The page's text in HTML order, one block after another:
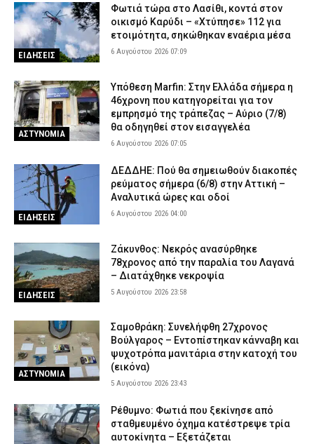
ΕΙΔΗΣΕΙΣ
Φωτιά τώρα στο Λασίθι, κοντά στον
οικισμό Καρύδι – «Χτύπησε» 112 για
ετοιμότητα, σηκώθηκαν εναέρια μέσα
6 Αυγούστου 2026 07:09
ΑΣΤΥΝΟΜΙΑ
Υπόθεση Marfin: Στην Ελλάδα σήμερα η
46χρονη που κατηγορείται για τον
εμπρησμό της τράπεζας – Αύριο (7/8)
θα οδηγηθεί στον εισαγγελέα
6 Αυγούστου 2026 07:05
ΕΙΔΗΣΕΙΣ
ΔΕΔΔΗΕ: Πού θα σημειωθούν διακοπές
ρεύματος σήμερα (6/8) στην Αττική –
Αναλυτικά ώρες και οδοί
6 Αυγούστου 2026 04:00
ΕΙΔΗΣΕΙΣ
Ζάκυνθος: Νεκρός ανασύρθηκε
78χρονος από την παραλία του Λαγανά
– Διατάχθηκε νεκροψία
5 Αυγούστου 2026 23:58
ΑΣΤΥΝΟΜΙΑ
Σαμοθράκη: Συνελήφθη 27χρονος
Βούλγαρος – Εντοπίστηκαν κάνναβη και
ψυχοτρόπα μανιτάρια στην κατοχή του
(εικόνα)
5 Αυγούστου 2026 23:43
Ρέθυμνο: Φωτιά που ξεκίνησε από
σταθμευμένο όχημα κατέστρεψε τρία
αυτοκίνητα – Εξετάζεται